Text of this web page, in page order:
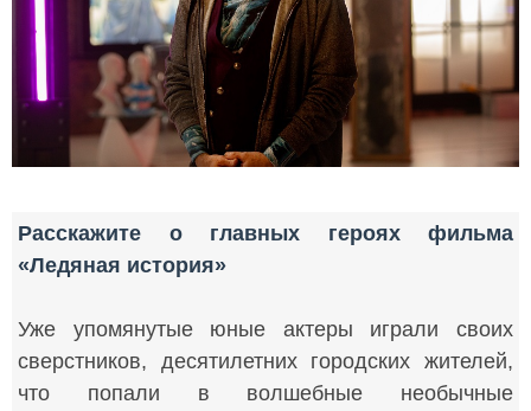
Расскажите о главных героях фильма
«Ледяная история»
Уже упомянутые юные актеры играли своих
сверстников, десятилетних городских жителей,
что попали в волшебные необычные